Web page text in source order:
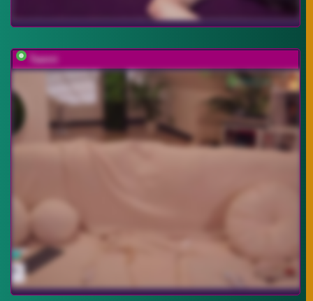
Taanni